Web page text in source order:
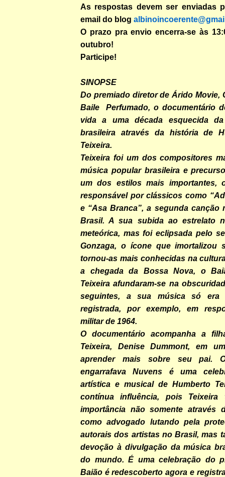
As respostas devem ser enviadas
email do blog
O prazo pra envio encerra-se às
outubro!
Participe!
SINOPSE
Do premiado diretor de Árido Movie,
Baile
Perfumado, o documentário
vida a uma década esquecida
brasileira através da história de
Teixeira.
Teixeira foi um dos compositores
música popular brasileira e
um dos estilos mais importantes,
responsável por clássicos como
e “Asa Branca”, a segunda canção
Brasil. A sua subida ao estrelato
meteórica, mas foi eclipsada pelo
Gonzaga, o ícone que imortalizou
tornou-as mais conhecidas na
a chegada da Bossa Nova, o
Teixeira afundaram-se na
seguintes, a sua música só era
registrada, por exemplo, em
militar de 1964.
O documentário acompanha a
Teixeira, Denise Dummont, em
aprender mais sobre seu pai.
engarrafava Nuvens é uma
artística e musical de Humberto
contínua influência, pois Teixeira
importância não somente através
como advogado lutando pela
autorais dos artistas no Brasil, mas
devoção à divulgação da música
do mundo. É uma celebração do
Baião é redescoberto agora e